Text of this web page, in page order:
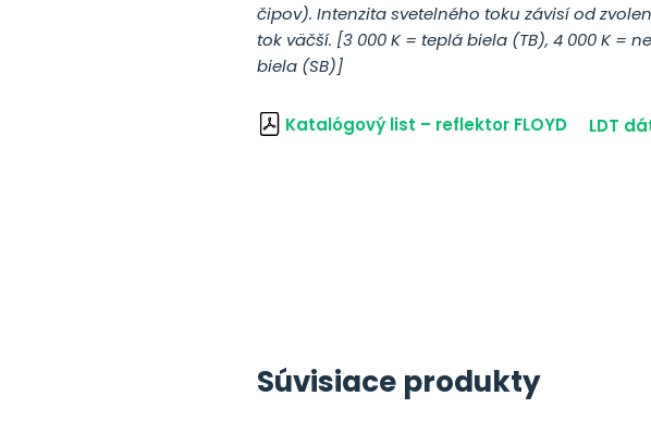
čipov). Intenzita svetelného toku závisí od
tok väčší. [3 000 K = teplá biela (TB), 4 000 K =
biela (SB)]
Katalógový list – reflektor FLOYD LDT
Súvisiace produkty